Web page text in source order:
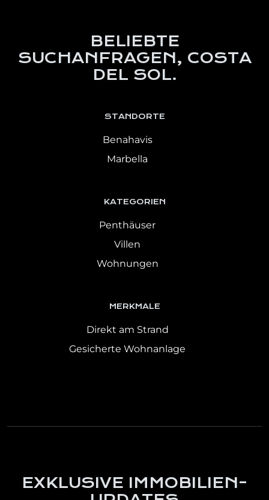
BELIEBTE
SUCHANFRAGEN, COSTA
DEL SOL.
STANDORTE
Benahavis
Marbella
KATEGORIEN
Penthäuser
Villen
Wohnungen
MERKMALE
Direkt am Strand
Gesicherte Wohnanlage
EXKLUSIVE IMMOBILIEN-